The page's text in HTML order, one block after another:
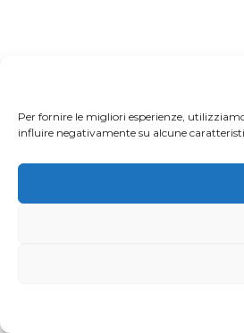
Per fornire le migliori esperienze,
influire negativamente su alcune